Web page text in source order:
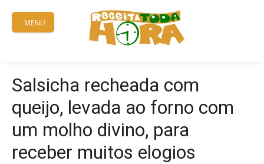
content
MENU
Salsicha recheada com
queijo, levada ao forno com
um molho divino, para
receber muitos elogios